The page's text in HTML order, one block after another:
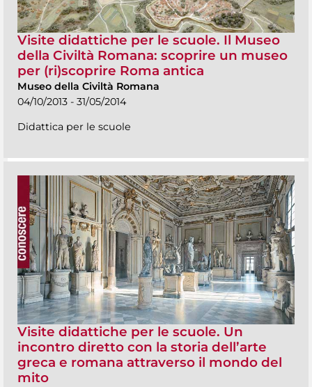
Visite didattiche per le scuole. Il Museo
della Civiltà Romana: scoprire un museo
per (ri)scoprire Roma antica
Museo della Civiltà Romana
04/10/2013 - 31/05/2014
Didattica per le scuole
Visite didattiche per le scuole. Un
incontro diretto con la storia dell’arte
greca e romana attraverso il mondo del
mito